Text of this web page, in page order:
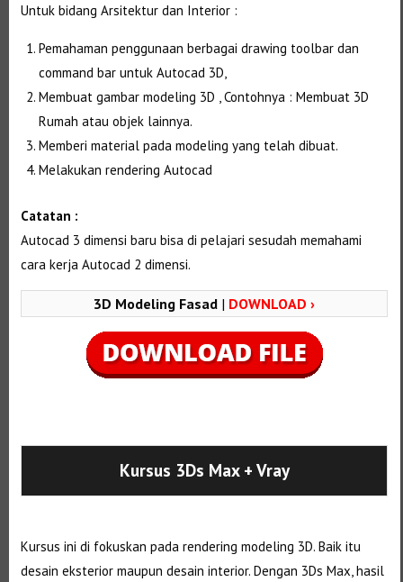
Untuk bidang Arsitektur dan Interior :
Pemahaman penggunaan berbagai drawing toolbar dan
command bar untuk Autocad 3D,
Membuat gambar modeling 3D , Contohnya : Membuat 3D
Rumah atau objek lainnya.
Memberi material pada modeling yang telah dibuat.
Melakukan rendering Autocad
Catatan :
Autocad 3 dimensi baru bisa di pelajari sesudah memahami
cara kerja Autocad 2 dimensi.
3D Modeling Fasad | DOWNLOAD ›
Kursus 3Ds Max + Vray
Kursus ini di fokuskan pada rendering modeling 3D. Baik itu
desain eksterior maupun desain interior. Dengan 3Ds Max, hasil